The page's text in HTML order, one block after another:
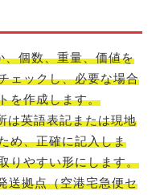
、個数、重量、価値を
ェックし、必要な場合
を作成します。
は英語表記または現地
め、正確に記入しま
りやすい形にします。
送拠点（空港宅急便セ